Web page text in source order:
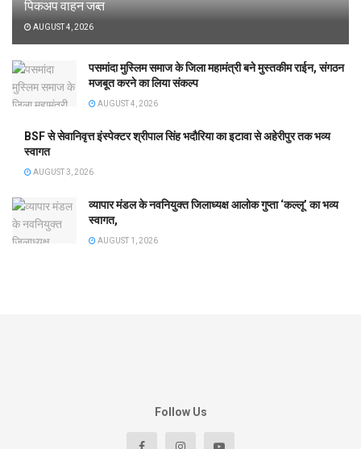
पिकअप वाहन जब्त
AUGUST 4, 2026
पसमांदा मुस्लिम समाज के जिला महामंत्री बने मुस्तकीम राईन, संगठन
मजबूत करने का लिया संकल्प
AUGUST 4, 2026
BSF से सेवानिवृत्त इंस्पेक्टर श्रीपाल सिंह भदौरिया का इटावा से अहेरीपुर तक भव्य
स्वागत
AUGUST 3, 2026
व्यापार मंडल के नवनियुक्त जिलाध्यक्ष आलोक गुप्ता ‘कल्लू’ का भव्य
स्वागत,
AUGUST 1, 2026
Follow Us